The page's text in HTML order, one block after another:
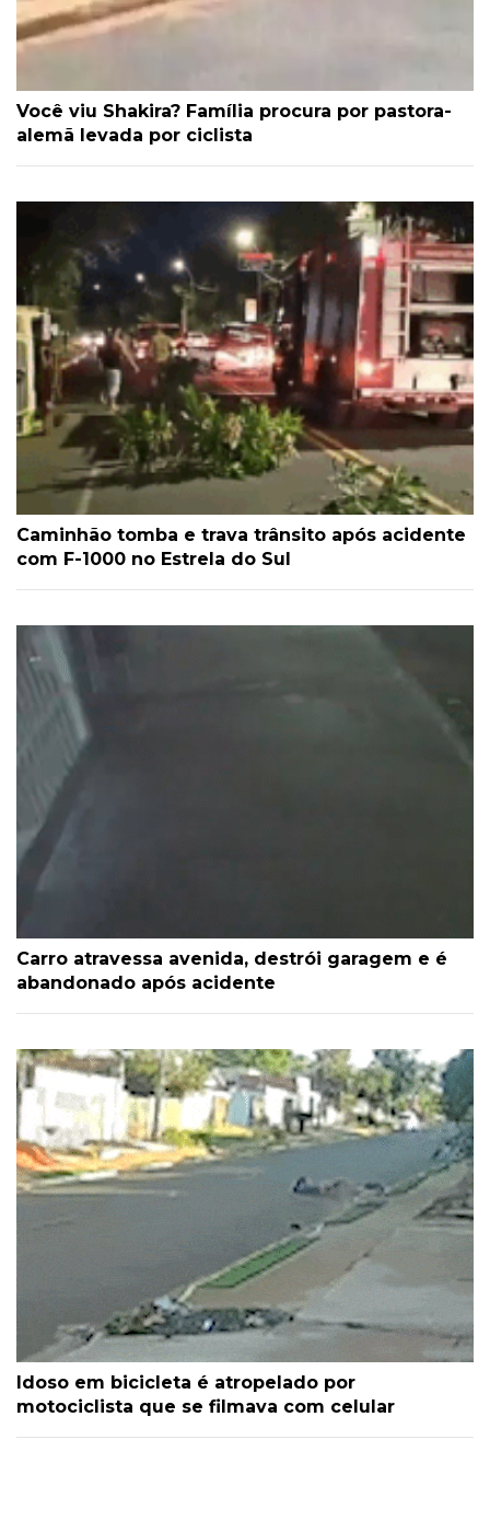
Você viu Shakira? Família procura por pastora-
alemã levada por ciclista
Caminhão tomba e trava trânsito após acidente
com F-1000 no Estrela do Sul
Carro atravessa avenida, destrói garagem e é
abandonado após acidente
Idoso em bicicleta é atropelado por
motociclista que se filmava com celular